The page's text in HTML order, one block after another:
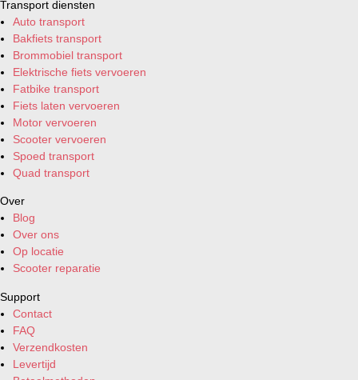
Transport diensten
Auto transport
Bakfiets transport
Brommobiel transport
Elektrische fiets vervoeren
Fatbike transport
Fiets laten vervoeren
Motor vervoeren
Scooter vervoeren
Spoed transport
Quad transport
Over
Blog
Over ons
Op locatie
Scooter reparatie
Support
Contact
FAQ
Verzendkosten
Levertijd